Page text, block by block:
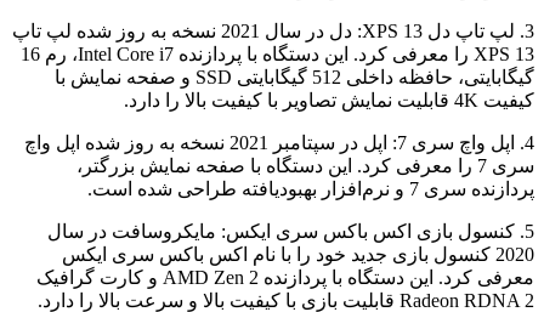
3. لپ تاپ دل XPS 13: دل در سال 2021 نسخه به روز شده لپ تاپ
XPS 13 را معرفی کرد. این دستگاه با پردازنده Intel Core i7، رم 16
گیگابایتی، حافظه داخلی 512 گیگابایتی SSD و صفحه نمایش با
کیفیت 4K قابلیت نمایش تصاویر با کیفیت بالا را دارد.
4. اپل واچ سری 7: اپل در سپتامبر 2021 نسخه به روز شده اپل واچ
سری 7 را معرفی کرد. این دستگاه با صفحه نمایش بزرگتر،
پردازنده سری 7 و نرم‌افزار بهبودیافته طراحی شده است.
5. کنسول بازی اکس باکس سری ایکس: مایکروسافت در سال
2020 کنسول بازی جدید خود را با نام اکس باکس سری ایکس
معرفی کرد. این دستگاه با پردازنده AMD Zen 2 و کارت گرافیک
Radeon RDNA 2 قابلیت بازی با کیفیت بالا و سرعت بالا را دارد.